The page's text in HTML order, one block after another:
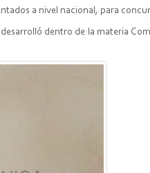
a nivel nacional, para
dentro de la materia